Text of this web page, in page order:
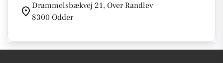
Drammelsbækvej 21, Over Randlev
8300 Odder